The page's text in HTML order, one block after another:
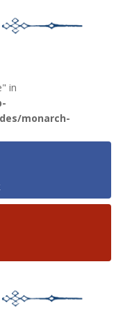
in
monarch-